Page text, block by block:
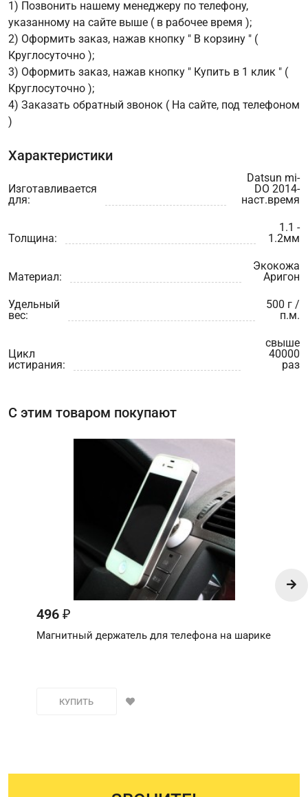
1) Позвонить нашему менеджеру по телефону,
указанному на сайте выше ( в рабочее время );
2) Оформить заказ, нажав кнопку " В корзину " (
Круглосуточно );
3) Оформить заказ, нажав кнопку " Купить в 1 клик " (
Круглосуточно );
4) Заказать обратный звонок ( На сайте, под телефоном
)
Характеристики
Изготавливается
для:
Datsun mi-
DO 2014-
наст.время
Толщина:
1.1 -
1.2мм
Материал:
Экокожа
Аригон
Удельный
вес:
500 г /
п.м.
Цикл
истирания:
свыше
40000
раз
С этим товаром покупают
496 ₽
Магнитный держатель для телефона на шарике
КУПИТЬ